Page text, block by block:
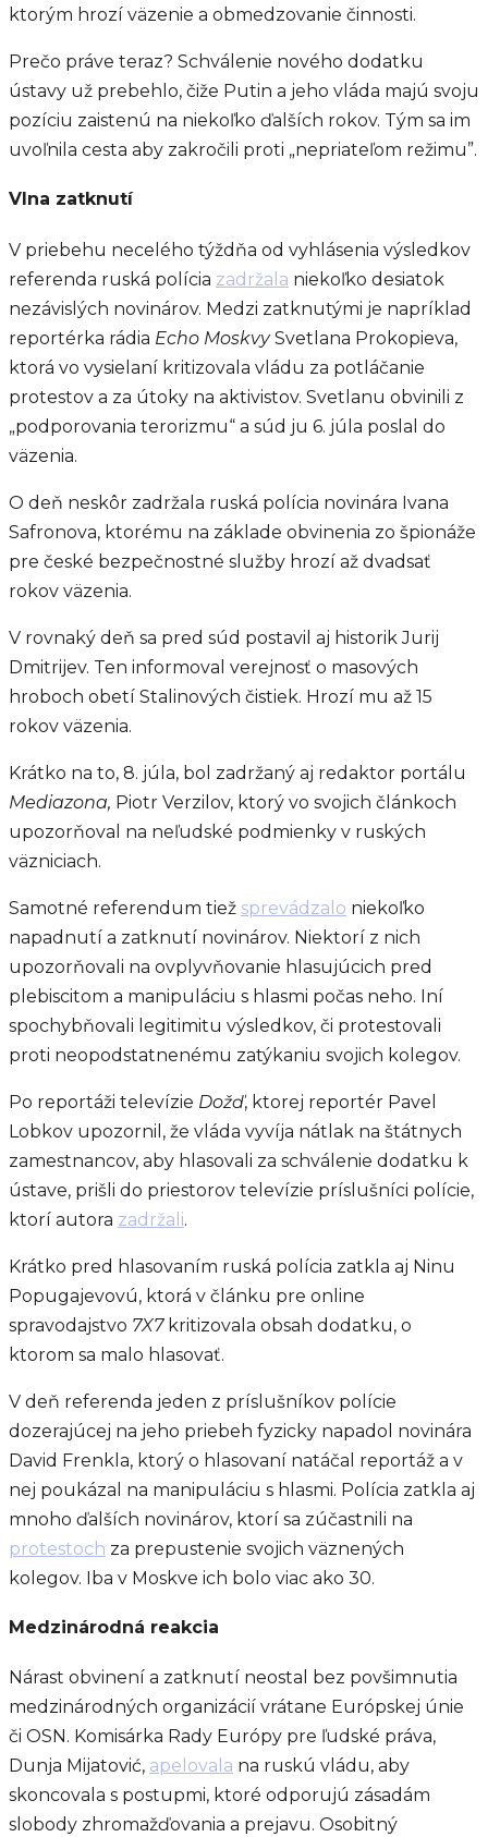
ktorým hrozí väzenie a obmedzovanie činnosti.
Prečo práve teraz? Schválenie nového dodatku
ústavy už prebehlo, čiže Putin a jeho vláda majú svoju
pozíciu zaistenú na niekoľko ďalších rokov. Tým sa im
uvoľnila cesta aby zakročili proti „nepriateľom režimu”.
Vlna zatknutí
V priebehu necelého týždňa od vyhlásenia výsledkov
referenda ruská polícia zadržala niekoľko desiatok
nezávislých novinárov. Medzi zatknutými je napríklad
reportérka rádia Echo MoskvySvetlana Prokopieva,
ktorá vo vysielaní kritizovala vládu za potláčanie
protestov a za útoky na aktivistov. Svetlanu obvinili z
„podporovania terorizmu“ a súd ju 6. júla poslal do
väzenia.
O deň neskôr zadržala ruská polícia novinára Ivana
Safronova, ktorému na základe obvinenia zo špionáže
pre české bezpečnostné služby hrozí až dvadsať
rokov väzenia.
V rovnaký deň sa pred súd postavil aj historik Jurij
Dmitrijev. Ten informoval verejnosť o masových
hroboch obetí Stalinových čistiek. Hrozí mu až 15
rokov väzenia.
Krátko na to, 8. júla, bol zadržaný aj redaktor portálu
Mediazona, Piotr Verzilov, ktorý vo svojich článkoch
upozorňoval na neľudské podmienky v ruských
väzniciach.
Samotné referendum tiež sprevádzalo niekoľko
napadnutí a zatknutí novinárov. Niektorí z nich
upozorňovali na ovplyvňovanie hlasujúcich pred
plebiscitom a manipuláciu s hlasmi počas neho. Iní
spochybňovali legitimitu výsledkov, či protestovali
proti neopodstatnenému zatýkaniu svojich kolegov.
Po reportáži televízie Dožď, ktorej reportér Pavel
Lobkov upozornil, že vláda vyvíja nátlak na štátnych
zamestnancov, aby hlasovali za schválenie dodatku k
ústave, prišli do priestorov televízie príslušníci polície,
ktorí autora zadržali.
Krátko pred hlasovaním ruská polícia zatkla aj Ninu
Popugajevovú, ktorá v článku pre online
spravodajstvo 7X7kritizovala obsah dodatku, o
ktorom sa malo hlasovať.
V deň referenda jeden z príslušníkov polície
dozerajúcej na jeho priebeh fyzicky napadol novinára
David Frenkla, ktorý o hlasovaní natáčal reportáž a v
nej poukázal na manipuláciu s hlasmi. Polícia zatkla aj
mnoho ďalších novinárov, ktorí sa zúčastnili na
protestoch za prepustenie svojich väznených
kolegov. Iba v Moskve ich bolo viac ako 30.
Medzinárodná reakcia
Nárast obvinení a zatknutí neostal bez povšimnutia
medzinárodných organizácií vrátane Európskej únie
či OSN. Komisárka Rady Európy pre ľudské práva,
Dunja Mijatović, apelovala na ruskú vládu, aby
skoncovala s postupmi, ktoré odporujú zásadám
slobody zhromažďovania a prejavu. Osobitný